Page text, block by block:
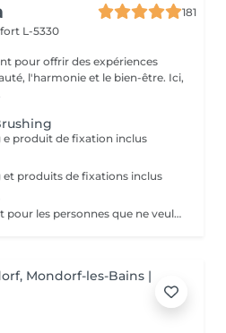
181
L-5330
pour offrir des expériences
l'harmonie et le bien-être. Ici,
produit de fixation inclus
produits de fixations inclus
A noter que la séchage c'est pour les personnes que ne veulent pas faire le brushing. C'est simplement pour en enlever l'excès de l'eau du cheveux!